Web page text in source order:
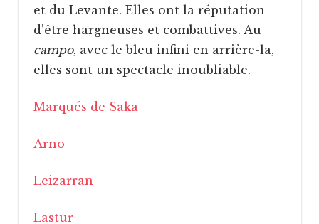
et du Levante. Elles ont la réputation
d’être hargneuses et combattives. Au
campo, avec le bleu infini en arrière-la,
elles sont un spectacle inoubliable.
Marqués de Saka
Arno
Leizarran
Lastur